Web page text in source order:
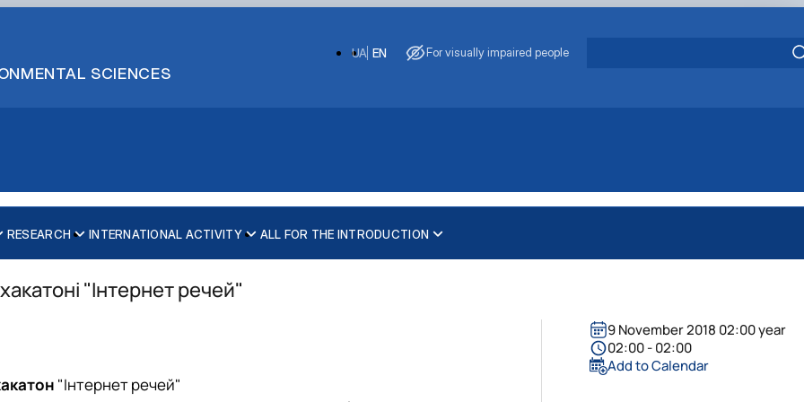
SCIENCES
EN
UA For visually impaired people
RESEARCH INTERNATIONAL ACTIVITY ALL FOR THE INTRODUCTION
"Інтернет речей"
"Інтернет речей"
9 November 2018 02:00 year
02:00 - 02:00
Add to Calendar